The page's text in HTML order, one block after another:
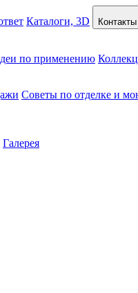
Каталоги, 3D Контакты
по применению
Советы по отделке и
Галерея